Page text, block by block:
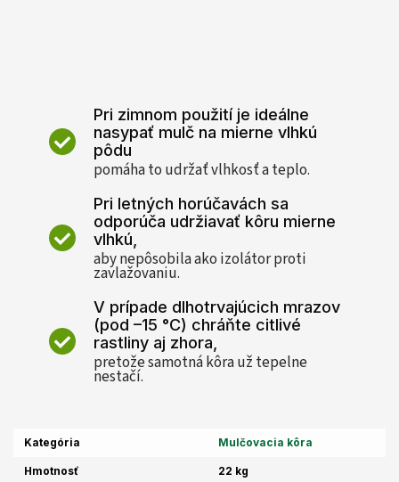
Pri zimnom použití je ideálne
nasypať mulč na mierne vlhkú
pôdu
pomáha to udržať vlhkosť a teplo.
Pri letných horúčavách sa
odporúča udržiavať kôru mierne
vlhkú,
aby nepôsobila ako izolátor proti
zavlažovaniu.
V prípade dlhotrvajúcich mrazov
(pod –15 °C) chráňte citlivé
rastliny aj zhora,
pretože samotná kôra už tepelne
nestačí.
Kategória Mulčovacia kôra
Hmotnosť 22 kg